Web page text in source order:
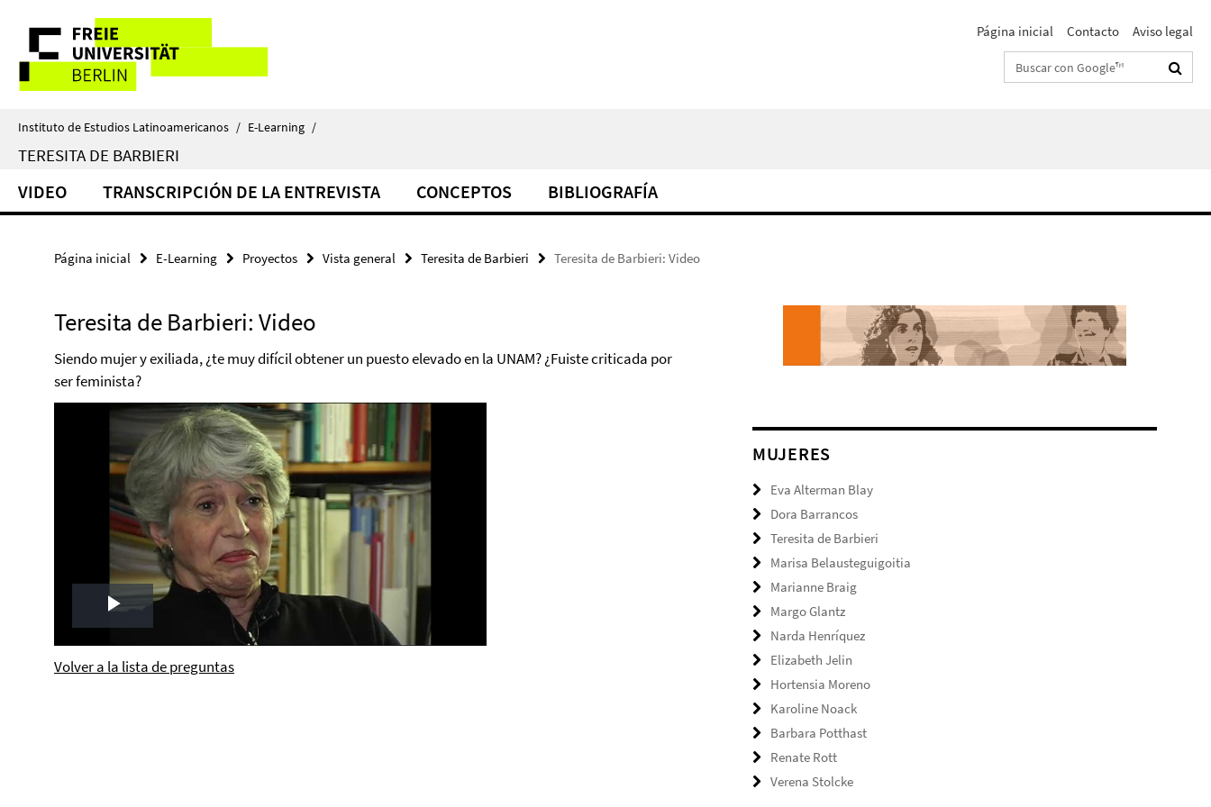
direkt
Inhalt
Herramientas
de
navegación
Página inicial Contacto
Aviso legal
Suchbegriffe
Instituto de Estudios Latinoamericanos / E-Learning /
TERESITA DE BARBIERI
VIDEO TRANSCRIPCIÓN DE LA ENTREVISTA CONCEPTOS BIBLIOGRAFÍA
Página inicial E-Learning Proyectos Vista general Teresita de Barbieri Teresita de Barbieri: Video
Teresita de Barbieri: Video
Siendo mujer y exiliada, ¿te muy difícil obtener un puesto elevado en la UNAM? ¿Fuiste criticada por
ser feminista?
Play
Video
Volver a la lista de preguntas
MUJERES
Eva Alterman Blay
Dora Barrancos
Teresita de Barbieri
Marisa Belausteguigoitia
Marianne Braig
Margo Glantz
Narda Henríquez
Elizabeth Jelin
Hortensia Moreno
Karoline Noack
Barbara Potthast
Renate Rott
Verena Stolcke